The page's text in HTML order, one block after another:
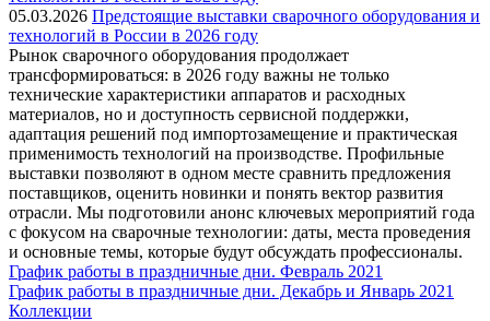
05.03.2026 Предстоящие выставки сварочного оборудования и
технологий в России в 2026 году
Рынок сварочного оборудования продолжает
трансформироваться: в 2026 году важны не только
технические характеристики аппаратов и расходных
материалов, но и доступность сервисной поддержки,
адаптация решений под импортозамещение и практическая
применимость технологий на производстве. Профильные
выставки позволяют в одном месте сравнить предложения
поставщиков, оценить новинки и понять вектор развития
отрасли. Мы подготовили анонс ключевых мероприятий года
с фокусом на сварочные технологии: даты, места проведения
и основные темы, которые будут обсуждать профессионалы.
График работы в праздничные дни. Февраль 2021
График работы в праздничные дни. Декабрь и Январь 2021
Коллекции